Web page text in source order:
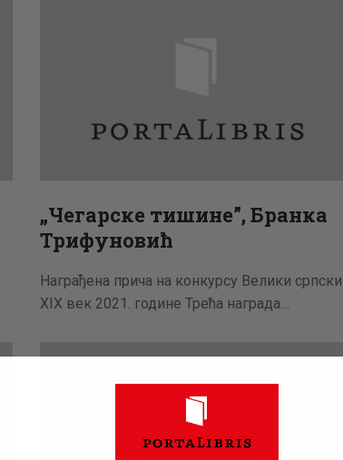
„Чегарске тишине”, Бранка
Трифуновић
Награђена прича на конкурсу Велики српски
XIX век 2021. године Трећа награда…